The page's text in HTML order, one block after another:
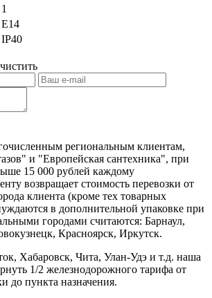
1
Е14
IP40
региональным клиентам,
и "Европейская сантехника", при
15 000 рублей каждому
возвращает стоимость перевозки от
клиента (кроме тех товарных
в дополнительной упаковке при
городами считаются: Барнаул,
Красноярск, Иркутск.
Хабаровск, Чита, Улан-Удэ и т.д. наша
1/2 железнодорожного тарифа от
до пункта назначения.